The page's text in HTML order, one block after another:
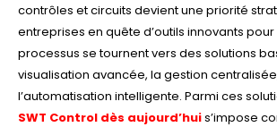
contrôles et circuits devient une priorité
entreprises en quête d’outils innovants
processus se tournent vers des solutions
visualisation avancée, la gestion
l’automatisation intelligente. Parmi ces
SWT Control dès aujourd’huis’impose